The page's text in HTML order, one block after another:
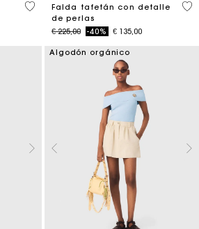
4 out of 5 Customer Rating
Falda tafetán con detalle
de perlas
Price reduced from
€ 225,00to-40% € 135,00
4,7
Algodón orgánico